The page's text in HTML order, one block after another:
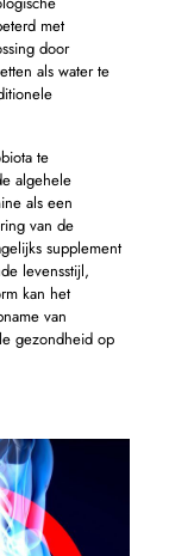
met
door
als water te
te
algehele
als een
van de
supplement
levensstijl,
kan het
van
gezondheid op